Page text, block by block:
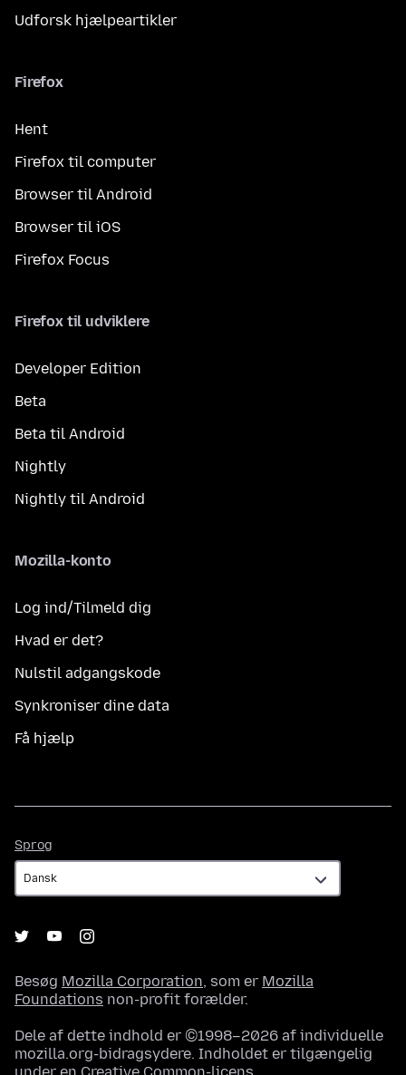
Udforsk hjælpeartikler
Firefox
Hent
Firefox til computer
Browser til Android
Browser til iOS
Firefox Focus
Firefox til udviklere
Developer Edition
Beta
Beta til Android
Nightly
Nightly til Android
Mozilla-konto
Log ind/Tilmeld dig
Hvad er det?
Nulstil adgangskode
Synkroniser dine data
Få hjælp
Sprog
Besøg Mozilla Corporation, som er Mozilla
Foundations non-profit forælder.
Dele af dette indhold er ©1998–2026 af individuelle
mozilla.org-bidragsydere. Indholdet er tilgængelig